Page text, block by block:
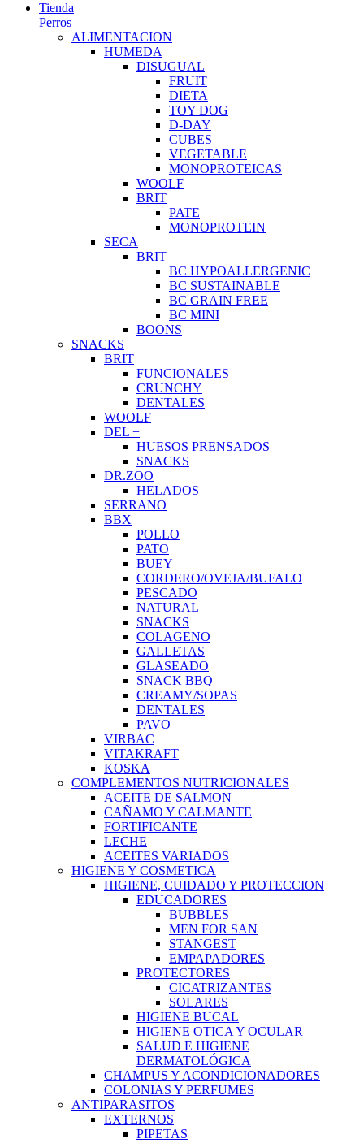
Tienda
Perros
ALIMENTACION
HUMEDA
DISUGUAL
FRUIT
DIETA
TOY DOG
D-DAY
CUBES
VEGETABLE
MONOPROTEICAS
WOOLF
BRIT
PATE
MONOPROTEIN
SECA
BRIT
BC HYPOALLERGENIC
BC SUSTAINABLE
BC GRAIN FREE
BC MINI
BOONS
SNACKS
BRIT
FUNCIONALES
CRUNCHY
DENTALES
WOOLF
DEL +
HUESOS PRENSADOS
SNACKS
DR.ZOO
HELADOS
SERRANO
BBX
POLLO
PATO
BUEY
CORDERO/OVEJA/BUFALO
PESCADO
NATURAL
SNACKS
COLAGENO
GALLETAS
GLASEADO
SNACK BBQ
CREAMY/SOPAS
DENTALES
PAVO
VIRBAC
VITAKRAFT
KOSKA
COMPLEMENTOS NUTRICIONALES
ACEITE DE SALMON
CAÑAMO Y CALMANTE
FORTIFICANTE
LECHE
ACEITES VARIADOS
HIGIENE Y COSMETICA
HIGIENE, CUIDADO Y PROTECCION
EDUCADORES
BUBBLES
MEN FOR SAN
STANGEST
EMPAPADORES
PROTECTORES
CICATRIZANTES
SOLARES
HIGIENE BUCAL
HIGIENE OTICA Y OCULAR
SALUD E HIGIENE
DERMATOLÓGICA
CHAMPUS Y ACONDICIONADORES
COLONIAS Y PERFUMES
ANTIPARASITOS
EXTERNOS
PIPETAS